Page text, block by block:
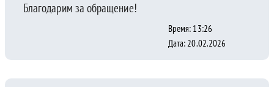
Благодарим за обращение!
Время: 13:26
Дата: 20.02.2026